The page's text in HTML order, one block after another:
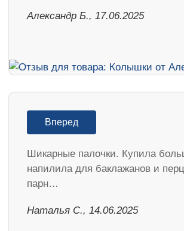
Александр Б., 17.06.2025
Вперед
Шикарные палочки. Купила
напилила для баклажанов и
парн…
Наталья С., 14.06.2025